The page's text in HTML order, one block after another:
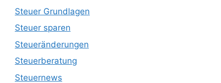
Steuer Grundlagen
Steuer sparen
Steueränderungen
Steuerberatung
Steuernews